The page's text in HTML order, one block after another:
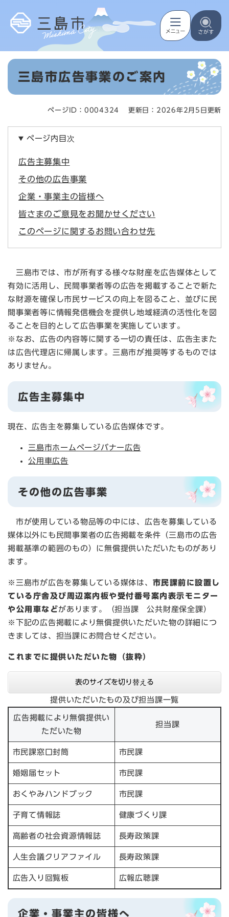
メニューを飛ばして本文へ
本
三島市広告事業のご案内
ページID：0004324 更新日：2026年2月5日更新
ページ内目次
広告主募集中
その他の広告事業
企業・事業主の皆様へ
皆さまのご意見をお聞かせください
このページに関するお問い合わせ先
三島市では、市が所有する様々な財産を広告媒体として
有効に活用し、民間事業者等の広告を掲載することで新た
な財源を確保し市民サービスの向上を図ること、並びに民
間事業者等に情報発信機会を提供し地域経済の活性化を図
ることを目的として広告事業を実施しています。
※なお、広告の内容等に関する一切の責任は、広告主また
は広告代理店に帰属します。三島市が推奨等するものでは
ありません。
広告主募集中
現在、広告主を募集している広告媒体です。
三島市ホームページバナー広告
公用車広告
その他の広告事業
市が使用している物品等の中には、広告を募集している
媒体以外にも民間事業者の広告掲載を条件（三島市の広告
掲載基準の範囲のもの）に無償提供いただいたものがあり
ます。
※三島市が広告を募集している媒体は、 市民課前に設置し
ている庁舎及び周辺案内板や受付番号案内表示モニター
や公用車などがあります。（担当課 公共財産保全課）
※下記の広告掲載により無償提供いただいた物の詳細につ
きましては、担当課にお問合せください。
これまでに提供いただいた物（抜粋）
表のサイズを切り替える
提供いただいたもの及び担当課一覧
広告掲載により無償提供い
ただいた物
担当課
市民課窓口封筒 市民課
婚姻届セット 市民課
おくやみハンドブック 市民課
子育て情報誌 健康づくり課
高齢者の社会資源情報誌 長寿政策課
人生会議クリアファイル 長寿政策課
広告入り回覧板 広報広聴課
企業・事業主の皆様へ